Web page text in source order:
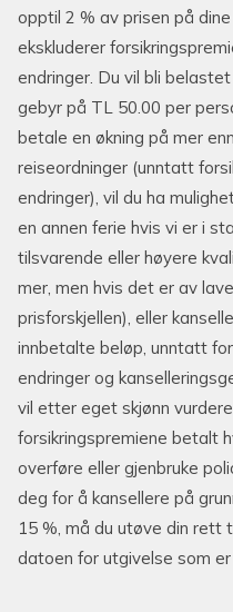
opptil 2 % av prisen på
ekskluderer
endringer. Du vil bli
gebyr på TL 50.00 per
betale en økning på mer
reiseordninger (unntatt
endringer), vil du ha
en annen ferie hvis vi er i
tilsvarende eller høyere
mer, men hvis det er av
prisforskjellen), eller
innbetalte beløp, unntatt
endringer og
vil etter eget skjønn
forsikringspremiene betalt
overføre eller gjenbruke
deg for å kansellere på
15 %, må du utøve din rett
datoen for utgivelse som